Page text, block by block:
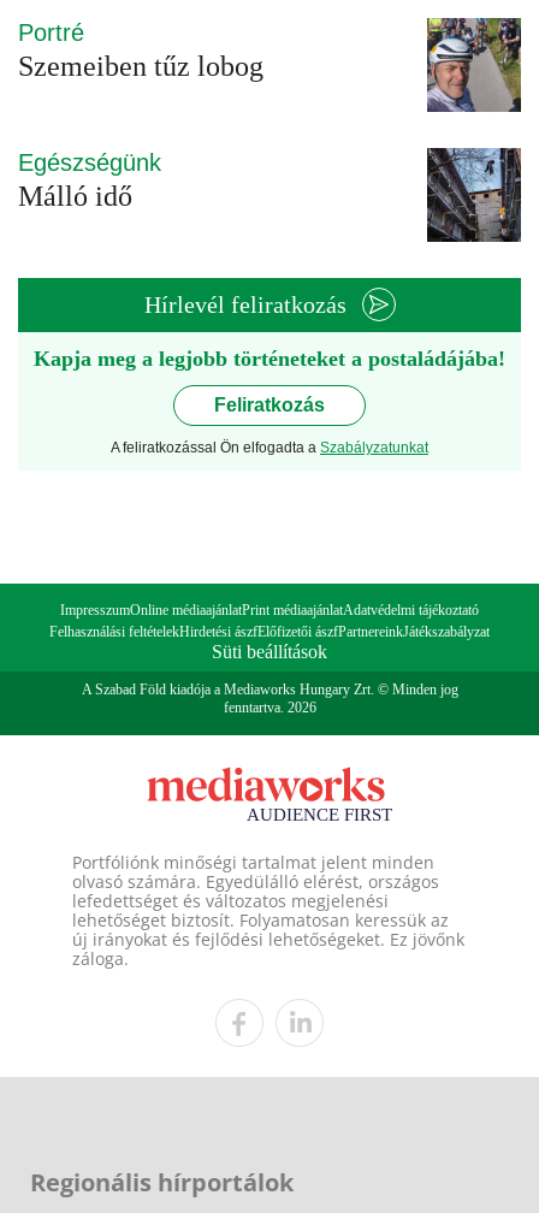
Portré
Szemeiben tűz lobog
Egészségünk
Málló idő
Hírlevél feliratkozás
Kapja meg a legjobb történeteket a postaládájába!
Feliratkozás
A feliratkozással Ön elfogadta a Szabályzatunkat
ImpresszumOnline médiaajánlatPrint médiaajánlatAdatvédelmi tájékoztató
Felhasználási feltételekHirdetési ászfElőfizetői ászfPartnereinkJátékszabályzat
Süti beállítások
A Szabad Föld kiadója a Mediaworks Hungary Zrt. © Minden jog
fenntartva. 2026
Portfóliónk minőségi tartalmat jelent minden
olvasó számára. Egyedülálló elérést, országos
lefedettséget és változatos megjelenési
lehetőséget biztosít. Folyamatosan keressük az
új irányokat és fejlődési lehetőségeket. Ez jövőnk
záloga.
Regionális hírportálok